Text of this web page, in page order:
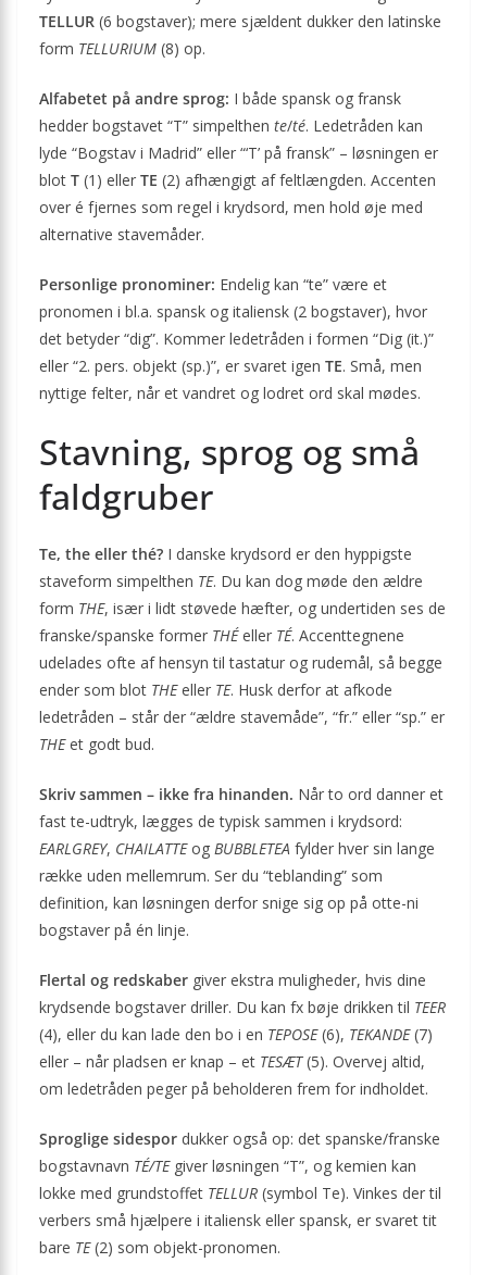
TELLUR (6 bogstaver); mere sjældent dukker den latinske
form TELLURIUM (8) op.
Alfabetet på andre sprog: I både spansk og fransk
hedder bogstavet “T” simpelthen te/té. Ledetråden kan
lyde “Bogstav i Madrid” eller “‘T’ på fransk” – løsningen er
blot T (1) eller TE (2) afhængigt af feltlængden. Accenten
over é fjernes som regel i krydsord, men hold øje med
alternative stavemåder.
Personlige pronominer: Endelig kan “te” være et
pronomen i bl.a. spansk og italiensk (2 bogstaver), hvor
det betyder “dig”. Kommer ledetråden i formen “Dig (it.)”
eller “2. pers. objekt (sp.)”, er svaret igen TE. Små, men
nyttige felter, når et vandret og lodret ord skal mødes.
Stavning, sprog og små
faldgruber
Te, the eller thé? I danske krydsord er den hyppigste
staveform simpelthen TE. Du kan dog møde den ældre
form THE, især i lidt støvede hæfter, og undertiden ses de
franske/spanske former THÉeller TÉ. Accenttegnene
udelades ofte af hensyn til tastatur og rudemål, så begge
ender som blot THEeller TE. Husk derfor at afkode
ledetråden – står der “ældre stavemåde”, “fr.” eller “sp.” er
THEet godt bud.
Skriv sammen – ikke fra hinanden. Når to ord danner et
fast te-udtryk, lægges de typisk sammen i krydsord:
EARLGREY, CHAILATTEog BUBBLETEA fylder hver sin lange
række uden mellemrum. Ser du “teblanding” som
definition, kan løsningen derfor snige sig op på otte-ni
bogstaver på én linje.
Flertal og redskaber giver ekstra muligheder, hvis dine
krydsende bogstaver driller. Du kan fx bøje drikken til TEER
(4), eller du kan lade den bo i en TEPOSE(6), TEKANDE(7)
eller – når pladsen er knap – et TESÆT(5). Overvej altid,
om ledetråden peger på beholderen frem for indholdet.
Sproglige sidespor dukker også op: det spanske/franske
bogstavnavn TÉ/TEgiver løsningen “T”, og kemien kan
lokke med grundstoffet TELLUR (symbol Te). Vinkes der til
verbers små hjælpere i italiensk eller spansk, er svaret tit
bare TE(2) som objekt-pronomen.